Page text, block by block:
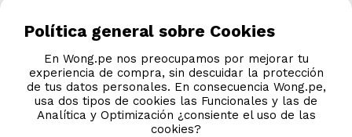
Política general sobre Cookies
En Wong.pe nos preocupamos por mejorar tu
experiencia de compra, sin descuidar la protección
de tus datos personales. En consecuencia Wong.pe,
usa dos tipos de cookies las Funcionales y las de
Analítica y Optimización ¿consiente el uso de las
cookies?